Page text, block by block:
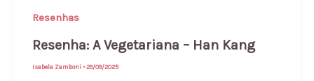
Resenhas
Resenha: A Vegetariana – Han Kang
Isabela Zamboni •29/09/2025